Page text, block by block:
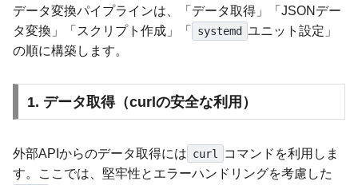
データ変換パイプラインは、「データ取得」「JSONデー
タ変換」「スクリプト作成」「
systemd ユニット設定」
の順に構築します。
1. データ取得（curlの安全な利用）
外部APIからのデータ取得には curl
コマンドを利用しま
す。ここでは、堅牢性とエラーハンドリングを考慮した